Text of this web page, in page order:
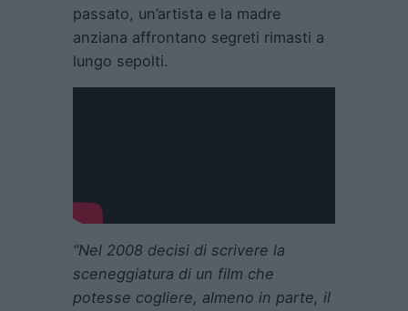
passato, un’artista e la madre
anziana affrontano segreti rimasti a
lungo sepolti.
“Nel 2008 decisi di scrivere la
sceneggiatura di un film che
potesse cogliere, almeno in parte, il